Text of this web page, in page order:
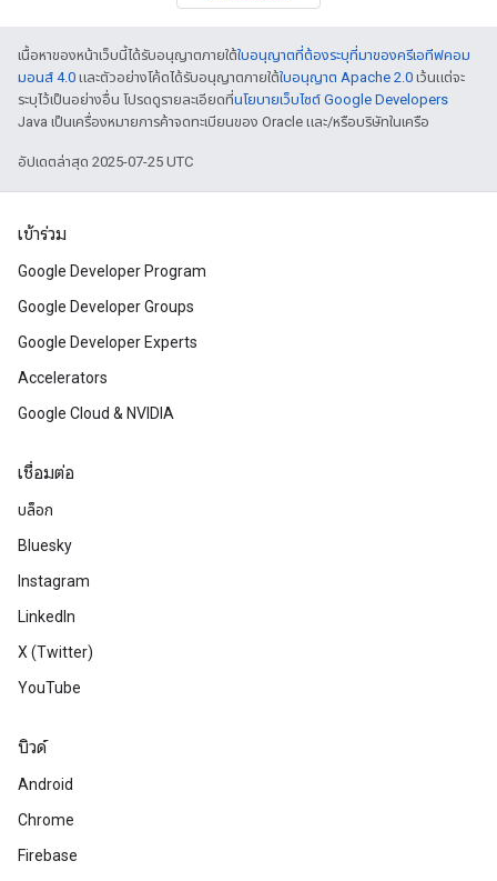
เนื้อหาของหน้าเว็บนี้ได้รับอนุญาตภายใต้ใบอนุญาตที่ต้องระบุที่มาของครีเอทีฟคอม
มอนส์ 4.0 และตัวอย่างโค้ดได้รับอนุญาตภายใต้ใบอนุญาต Apache 2.0 เว้นแต่จะ
ระบุไว้เป็นอย่างอื่น โปรดดูรายละเอียดที่นโยบายเว็บไซต์ Google Developers
Java เป็นเครื่องหมายการค้าจดทะเบียนของ Oracle และ/หรือบริษัทในเครือ
อัปเดตล่าสุด 2025-07-25 UTC
เข้าร่วม
Google Developer Program
Google Developer Groups
Google Developer Experts
Accelerators
Google Cloud & NVIDIA
เชื่อมต่อ
บล็อก
Bluesky
Instagram
LinkedIn
X (Twitter)
YouTube
บิวด์
Android
Chrome
Firebase